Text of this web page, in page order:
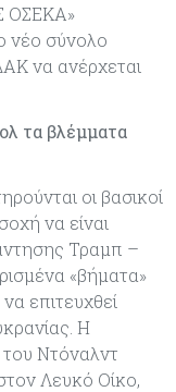
ΟΣΕΚΑ»
νέο σύνολο
να ανέρχεται
τα βλέμματα
οι βασικοί
να είναι
Τραμπ –
«βήματα»
επιτευχθεί
Η
του Ντόναλντ
Λευκό Οίκο,